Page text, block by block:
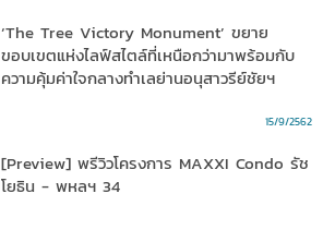
‘The Tree Victory Monument’ ขยาย
ขอบเขตแห่งไลฟ์สไตล์ที่เหนือกว่ามาพร้อมกับ
ความคุ้มค่าใจกลางทำเลย่านอนุสาวรีย์ชัยฯ
15/9/2562
[Preview] พรีวิวโครงการ MAXXI Condo รัช
โยธิน - พหลฯ 34